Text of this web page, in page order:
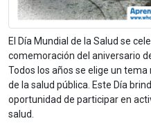
El Día Mundial de la Salud se
comemoración del aniversario
Todos los años se elige un
de la salud pública. Este Día
oportunidad de participar en
salud.